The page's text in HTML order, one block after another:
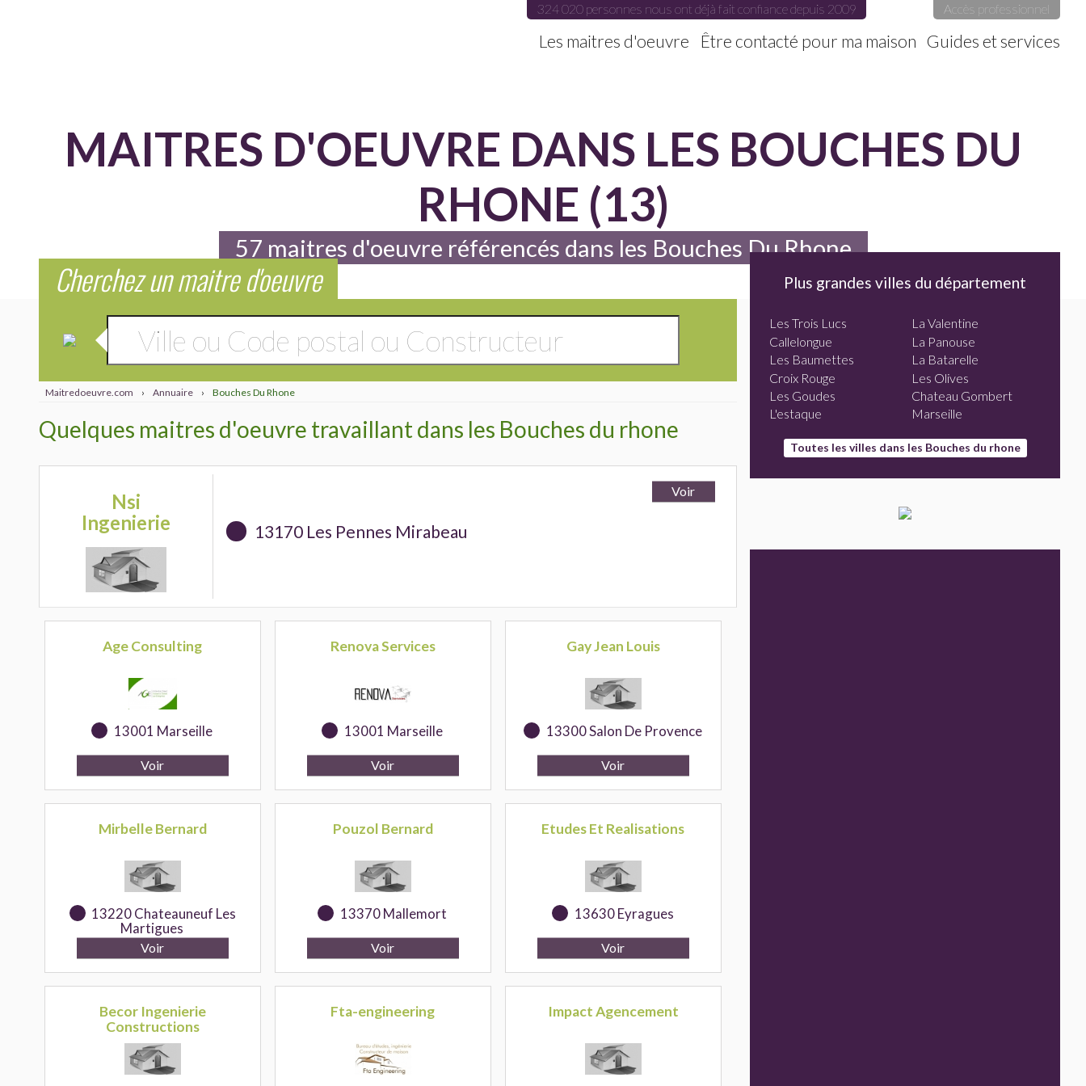
324 020 personnes nous ont déjà fait confiance depuis 2009 Accès professionnel
Les maitres d'oeuvre Être contacté pour ma maison Guides et services
MAITRES D'OEUVRE DANS LES BOUCHES DU
RHONE (13)
57 maitres d'oeuvre référencés dans les Bouches Du Rhone
Cherchez un maitre d'oeuvre
Maitredoeuvre.com › Annuaire › Bouches Du Rhone
Quelques maitres d'oeuvre travaillant dans les Bouches du rhone
Nsi
Ingenierie
13170 Les Pennes Mirabeau
Age Consulting
13001 Marseille
Renova Services
13001 Marseille
Gay Jean Louis
13300 Salon De Provence
Mirbelle Bernard
13220 Chateauneuf Les
Martigues
Pouzol Bernard
13370 Mallemort
Etudes Et Realisations
13630 Eyragues
Becor Ingenierie
Constructions
Fta-engineering Impact Agencement
Plus grandes villes du département
Les Trois Lucs
La Valentine
Callelongue
La Panouse
Les Baumettes
La Batarelle
Croix Rouge
Les Olives
Les Goudes
Chateau Gombert
L'estaque
Marseille
Toutes les villes dans les Bouches du rhone